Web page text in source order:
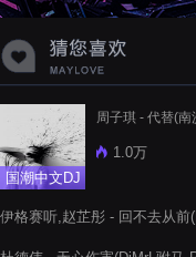
国潮中文DJ
周子琪 - 代替(
1.0万
伊格赛听,赵芷彤 - 回不去从前